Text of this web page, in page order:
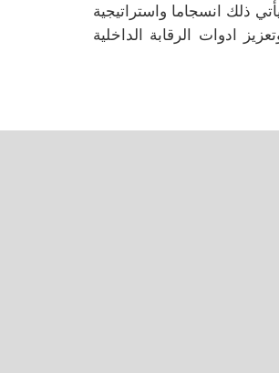
ذلك انسجاما واستراتيجية
ادوات الرقابة الداخلية